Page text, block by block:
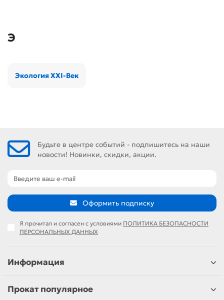
Э
Экология XXI-Век
Будьте в центре событий - подпишитесь на наши
новости! Новинки, скидки, акции.
Оформить подписку
Я прочитал и согласен с условиями ПОЛИТИКА БЕЗОПАСНОСТИ
ПЕРСОНАЛЬНЫХ ДАННЫХ
Информация
Прокат популярное